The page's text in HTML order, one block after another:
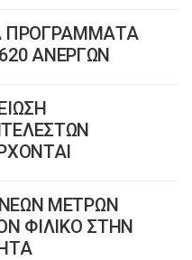
ΠΡΟΓΡΑΜΜΑΤΑ
ΑΝΕΡΓΩΝ
ΝΕΩΝ ΜΕΤΡΩΝ
ΦΙΛΙΚΟ ΣΤΗΝ